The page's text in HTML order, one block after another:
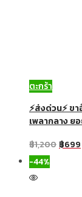
ตะกร้า
⚡ส่งด่วน⚡
เพลากลาง ย
฿1,200 ฿699
-44%